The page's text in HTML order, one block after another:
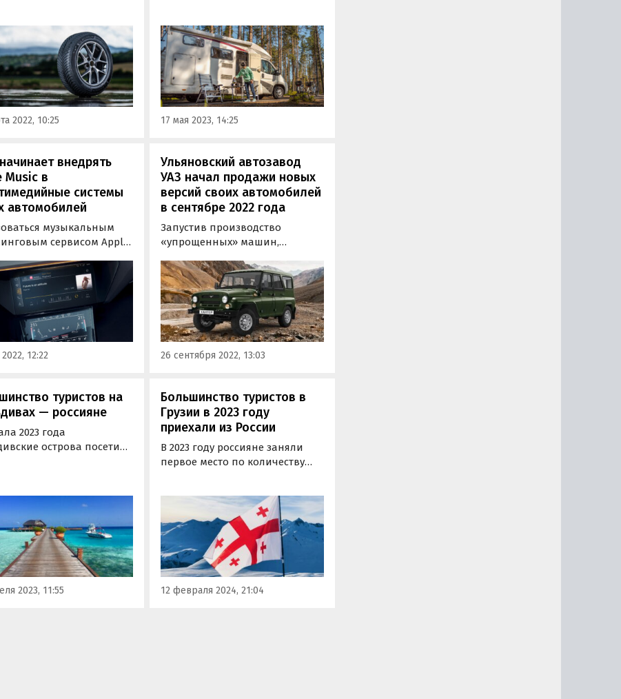
шин столкнулся со
ситуацией, хотя
спрос на нем
и раньше, заявил
2022, 10:25
один-два раза в год.
17 мая 2023, 14:25
внедрять
Music в
системы
автомобилей
музыкальным
сервисом Apple
будет даже без
смартфона.
с 2022 модельного
от Apple будет
в
системы
12:22
Ульяновский автозавод
УАЗ начал продажи новых
версий своих автомобилей
в сентябре 2022 года
Запустив производство
«упрощенных» машин,
для них отдельные
комплектации. Новые версии,
сделавшие УАЗы на 15 000-25
000 рублей дешевле, получили
модели «Патриот», «Пикап»,
«Хантер» и коммерческие
грузовики «Профи»…
26 сентября 2022, 13:03
туристов на
— россияне
2023 года
острова посетили
Министерства
По данным
Россия стала
по количеству
с начала года.
2023, 11:55
Большинство туристов в
Грузии в 2023 году
приехали из России
В 2023 году россияне заняли
первое место по количеству
посетили 1,2 млн жителей
России, что составило 23,2% от
общего количества визитеров,
свидетельствуют данные
Национальной службы
статистики…
12 февраля 2024, 21:04